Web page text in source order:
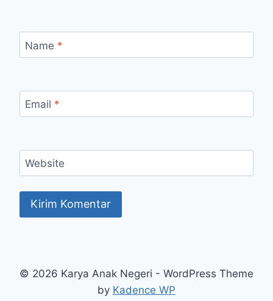
Name *
Email *
Website
© 2026 Karya Anak Negeri - WordPress Theme
by Kadence WP